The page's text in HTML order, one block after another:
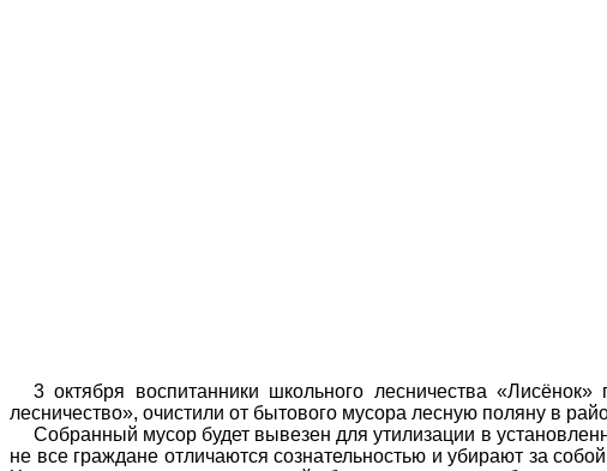
3 октября воспитанники школьного лесничества
лесничество», очистили от бытового мусора лесную поляну в
Собранный мусор будет вывезен для утилизации в
не все граждане отличаются сознательностью и убирают за